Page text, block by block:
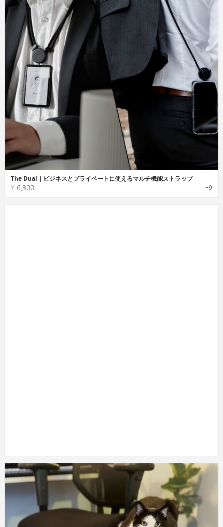
The Dual｜ビジネスとプライベートに使えるマルチ機能ストラップ
¥ 6,300 +9